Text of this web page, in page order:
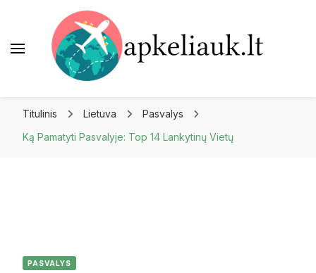
Titulinis Lietuva
Pasvalys
Ką Pamatyti Pasvalyje: Top 14 Lankytinų Vietų
PASVALYS